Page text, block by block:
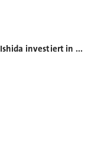
Ishida investiert in den Vertrieb